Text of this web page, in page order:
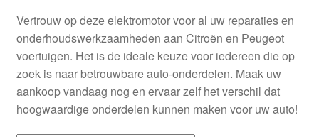
Wereldwijde verzending
Winkelwagen
Vertrouw op deze elektromotor voor al uw reparaties en
onderhoudswerkzaamheden aan Citroën en Peugeot
voertuigen. Het is de ideale keuze voor iedereen die op
zoek is naar betrouwbare auto-onderdelen. Maak uw
aankoop vandaag nog en ervaar zelf het verschil dat
hoogwaardige onderdelen kunnen maken voor uw auto!